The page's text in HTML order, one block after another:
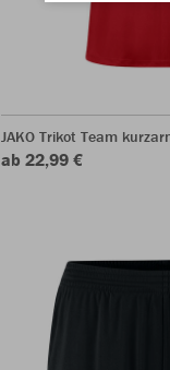
JAKO Trikot Team
ab 22,99 €